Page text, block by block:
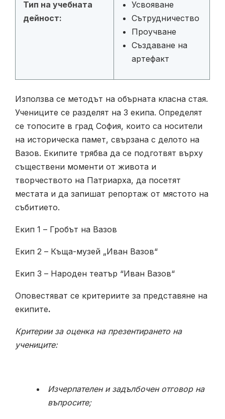
Тип на учебната
дейност:
Усвояване
Сътрудничество
Проучване
Създаване на
артефакт
Използва се методът на обърната класна стая.
Учениците се разделят на 3 екипа. Определят
се топосите в град София, които са носители
на историческа памет, свързана с делото на
Вазов. Екипите трябва да се подготвят върху
съществени моменти от живота и
творчеството на Патриарха, да посетят
местата и да запишат репортаж от мястото на
събитието.
Екип 1 – Гробът на Вазов
Екип 2 – Къща-музей „Иван Вазов“
Екип 3 – Народен театър “Иван Вазов“
Оповестяват се критериите за представяне на
екипите.
Критерии за оценка на презентирането на
учениците:
Изчерпателен и задълбочен отговор на
въпросите;